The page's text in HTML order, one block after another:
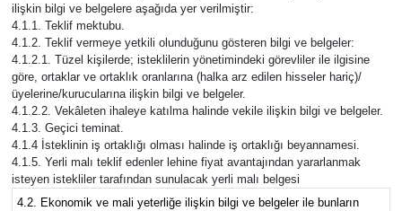
ilişkin bilgi ve belgelere aşağıda yer verilmiştir:
4.1.1. Teklif mektubu.
4.1.2. Teklif vermeye yetkili olunduğunu gösteren bilgi ve belgeler:
4.1.2.1. Tüzel kişilerde; isteklilerin yönetimindeki görevliler ile ilgisine
göre, ortaklar ve ortaklık oranlarına (halka arz edilen hisseler hariç)/
üyelerine/kurucularına ilişkin bilgi ve belgeler.
4.1.2.2. Vekâleten ihaleye katılma halinde vekile ilişkin bilgi ve belgeler.
4.1.3. Geçici teminat.
4.1.4 İsteklinin iş ortaklığı olması halinde iş ortaklığı beyannamesi.
4.1.5. Yerli malı teklif edenler lehine fiyat avantajından yararlanmak
isteyen istekliler tarafından sunulacak yerli malı belgesi
4.2. Ekonomik ve mali yeterliğe ilişkin bilgi ve belgeler ile bunların